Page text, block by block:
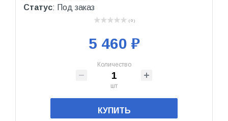
Статус: Под заказ
( 0 )
5 460 ₽
Количество
шт
КУПИТЬ